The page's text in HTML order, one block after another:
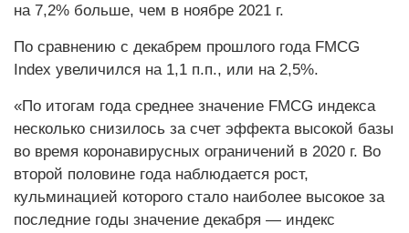
на 7,2% больше, чем в ноябре 2021 г.
По сравнению с декабрем прошлого года FMCG
Index увеличился на 1,1 п.п., или на 2,5%.
«По итогам года среднее значение FMCG индекса
несколько снизилось за счет эффекта высокой базы
во время коронавирусных ограничений в 2020 г. Во
второй половине года наблюдается рост,
кульминацией которого стало наиболее высокое за
последние годы значение декабря — индекс